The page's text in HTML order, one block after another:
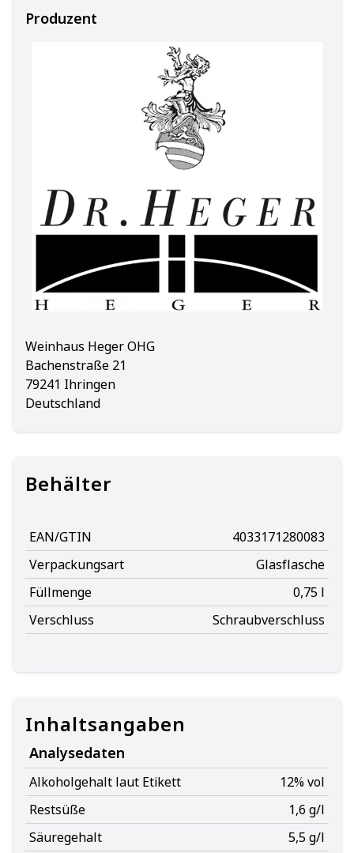
Produzent
Weinhaus Heger OHG
Bachenstraße 21
79241 Ihringen
Deutschland
Behälter
EAN/GTIN
4033171280083
Verpackungsart
Glasflasche
Füllmenge
0,75 l
Verschluss
Schraubverschluss
Inhaltsangaben
Analysedaten
Alkoholgehalt laut Etikett
12% vol
Restsüße
1,6 g/l
Säuregehalt
5,5 g/l